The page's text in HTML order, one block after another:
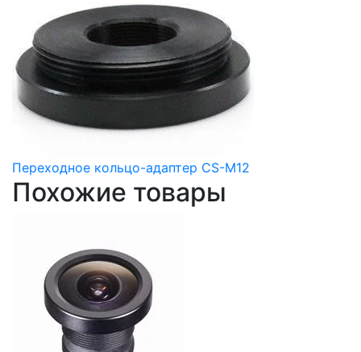
Переходное кольцо-адаптер CS-M12
Похожие товары